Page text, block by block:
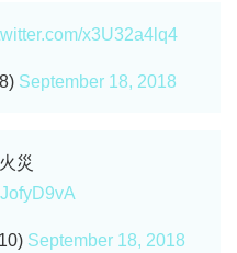
x3U32a4lq4
September 18, 2018
災
September 18, 2018